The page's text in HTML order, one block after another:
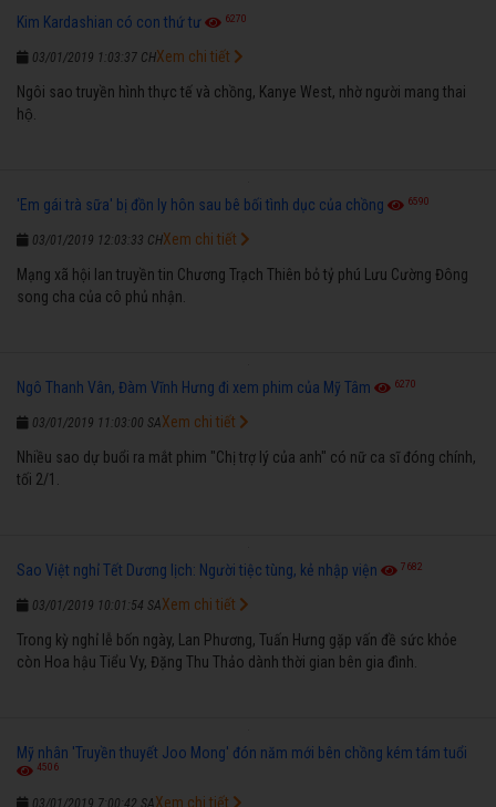
Kim Kardashian có con thứ tư 6270
03/01/2019 1:03:37 CH
Ngôi sao truyền hình thực tế và chồng, Kanye West, nhờ người mang thai
hộ.
Xem chi tiết
'Em gái trà sữa' bị đồn ly hôn sau bê bối tình dục của chồng 6590
03/01/2019 12:03:33 CH
Mạng xã hội lan truyền tin Chương Trạch Thiên bỏ tỷ phú Lưu Cường Đông
song cha của cô phủ nhận.
Xem chi tiết
Ngô Thanh Vân, Đàm Vĩnh Hưng đi xem phim của Mỹ Tâm 6270
03/01/2019 11:03:00 SA
Nhiều sao dự buổi ra mắt phim "Chị trợ lý của anh" có nữ ca sĩ đóng chính,
tối 2/1.
Xem chi tiết
Sao Việt nghỉ Tết Dương lịch: Người tiệc tùng, kẻ nhập viện 7682
03/01/2019 10:01:54 SA
Trong kỳ nghỉ lễ bốn ngày, Lan Phương, Tuấn Hưng gặp vấn đề sức khỏe
còn Hoa hậu Tiểu Vy, Đặng Thu Thảo dành thời gian bên gia đình.
Xem chi tiết
Mỹ nhân 'Truyền thuyết Joo Mong' đón năm mới bên chồng kém tám tuổi
4506
03/01/2019 7:00:42 SAXem chi tiết